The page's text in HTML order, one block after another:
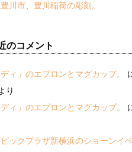
川市、豊川稲荷の彫刻。
のコメント
ディ」のエプロンとマグカップ。
り
ディ」のエプロンとマグカップ。
ックプラザ新横浜のショーンイベ